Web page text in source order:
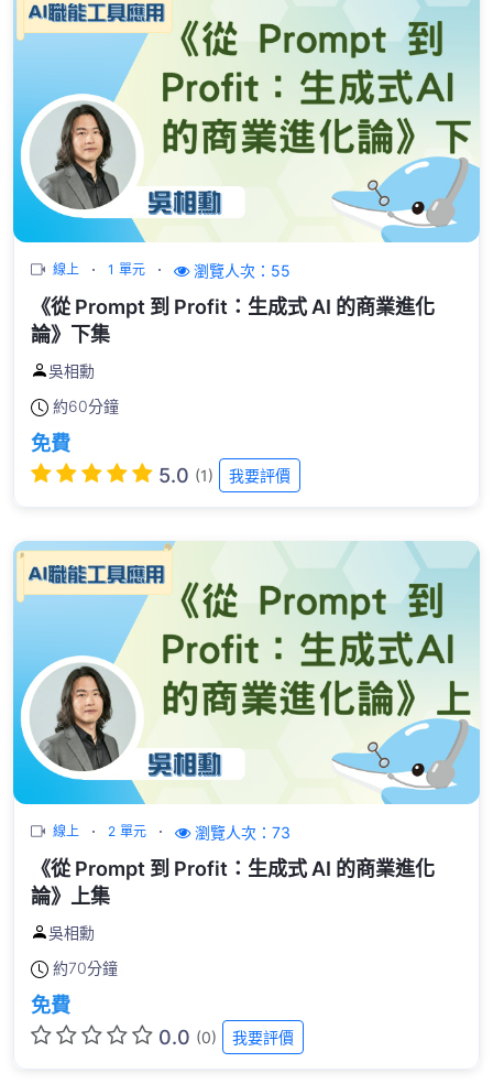
線上 1 單元 瀏覽人次：55
《從 Prompt 到 Profit：生成式 AI 的商業進化
論》下集
吳相勳
約60分鐘
免費
5.0 (1) 我要評價
線上 2 單元 瀏覽人次：73
《從 Prompt 到 Profit：生成式 AI 的商業進化
論》上集
吳相勳
約70分鐘
免費
0.0 (0) 我要評價